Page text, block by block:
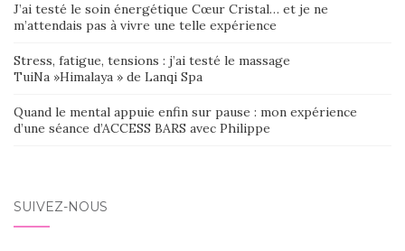
J’ai testé le soin énergétique Cœur Cristal… et je ne
m’attendais pas à vivre une telle expérience
Stress, fatigue, tensions : j’ai testé le massage
TuiNa »Himalaya » de Lanqi Spa
Quand le mental appuie enfin sur pause : mon expérience
d’une séance d’ACCESS BARS avec Philippe
SUIVEZ-NOUS